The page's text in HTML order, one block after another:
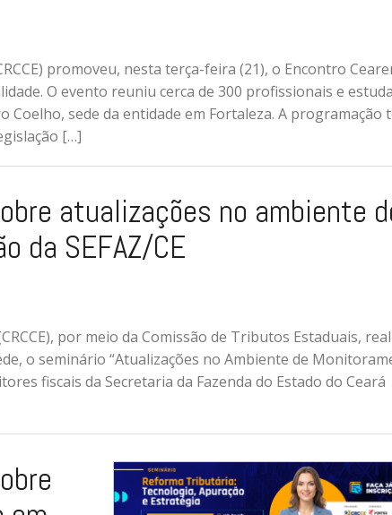
promoveu, nesta terça-feira (21), o Encontro
O evento reuniu cerca de 300 profissionais e
sede da entidade em Fortaleza. A programação
[…]
atualizações no ambiente
da SEFAZ/CE
por meio da Comissão de Tributos Estaduais,
o seminário “Atualizações no Ambiente de
fiscais da Secretaria da Fazenda do Estado do Ceará